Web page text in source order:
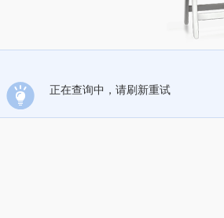
正在查询中，请刷新重试